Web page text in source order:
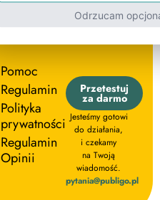
Pomoc
Regulamin
Polityka
prywatności
Regulamin
Opinii
Przetestuj
za darmo
Jesteśmy gotowi
do działania,
i czekamy
na Twoją
wiadomość.
pytania@publigo.pl
Odrzucam